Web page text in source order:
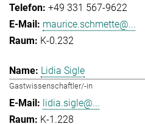
+49 331 567-9622
maurice.schmette@...
K-0.232
Lidia Sigle
Gastwissenschaftler/-in
lidia.sigle@...
K-1.228